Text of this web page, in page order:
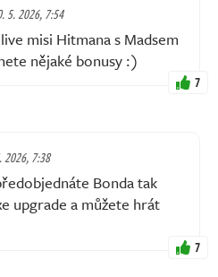
5. 2026, 7:54
misi Hitmana s Madsem
nějaké bonusy :)
7
2026, 7:38
Bonda tak
upgrade a můžete hrát
7